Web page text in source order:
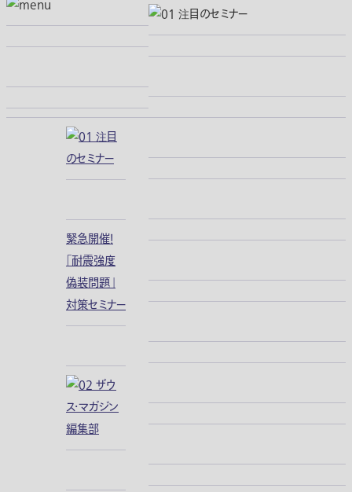
緊急開催！
「耐震強度
偽装問題」
対策セミナー